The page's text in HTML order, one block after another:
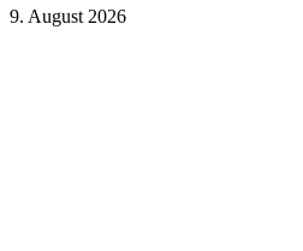
9. August 2026